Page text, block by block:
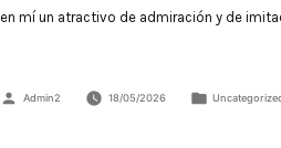
en mí un atractivo de admiración y de
Admin2 18/05/2026